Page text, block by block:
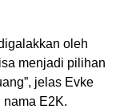
oleh
menjadi pilihan
jelas Evke
E2K.